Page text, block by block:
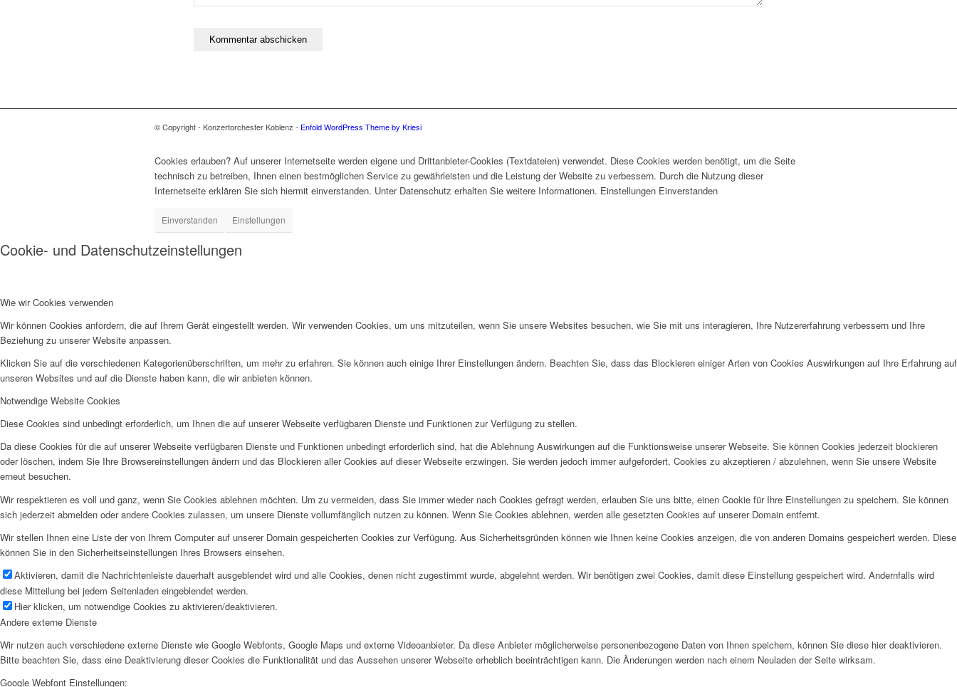
© Copyright - Konzertorchester Koblenz - Enfold WordPress Theme by Kriesi
Cookies erlauben? Auf unserer Internetseite werden eigene und Drittanbieter-Cookies (Textdateien) verwendet. Diese Cookies werden benötigt, um die Seite
technisch zu betreiben, Ihnen einen bestmöglichen Service zu gewährleisten und die Leistung der Website zu verbessern. Durch die Nutzung dieser
Internetseite erklären Sie sich hiermit einverstanden. Unter Datenschutz erhalten Sie weitere Informationen. Einstellungen Einverstanden
Einverstanden Einstellungen
Cookie- und Datenschutzeinstellungen
Wie wir Cookies verwenden
Wir können Cookies anfordern, die auf Ihrem Gerät eingestellt werden. Wir verwenden Cookies, um uns mitzuteilen, wenn Sie unsere Websites besuchen, wie Sie mit uns interagieren, Ihre Nutzererfahrung verbessern und Ihre
Beziehung zu unserer Website anpassen.
Klicken Sie auf die verschiedenen Kategorienüberschriften, um mehr zu erfahren. Sie können auch einige Ihrer Einstellungen ändern. Beachten Sie, dass das Blockieren einiger Arten von Cookies Auswirkungen auf Ihre Erfahrung auf
unseren Websites und auf die Dienste haben kann, die wir anbieten können.
Notwendige Website Cookies
Diese Cookies sind unbedingt erforderlich, um Ihnen die auf unserer Webseite verfügbaren Dienste und Funktionen zur Verfügung zu stellen.
Da diese Cookies für die auf unserer Webseite verfügbaren Dienste und Funktionen unbedingt erforderlich sind, hat die Ablehnung Auswirkungen auf die Funktionsweise unserer Webseite. Sie können Cookies jederzeit blockieren
oder löschen, indem Sie Ihre Browsereinstellungen ändern und das Blockieren aller Cookies auf dieser Webseite erzwingen. Sie werden jedoch immer aufgefordert, Cookies zu akzeptieren / abzulehnen, wenn Sie unsere Website
erneut besuchen.
Wir respektieren es voll und ganz, wenn Sie Cookies ablehnen möchten. Um zu vermeiden, dass Sie immer wieder nach Cookies gefragt werden, erlauben Sie uns bitte, einen Cookie für Ihre Einstellungen zu speichern. Sie können
sich jederzeit abmelden oder andere Cookies zulassen, um unsere Dienste vollumfänglich nutzen zu können. Wenn Sie Cookies ablehnen, werden alle gesetzten Cookies auf unserer Domain entfernt.
Wir stellen Ihnen eine Liste der von Ihrem Computer auf unserer Domain gespeicherten Cookies zur Verfügung. Aus Sicherheitsgründen können wie Ihnen keine Cookies anzeigen, die von anderen Domains gespeichert werden. Diese
können Sie in den Sicherheitseinstellungen Ihres Browsers einsehen.
Aktivieren, damit die Nachrichtenleiste dauerhaft ausgeblendet wird und alle Cookies, denen nicht zugestimmt wurde, abgelehnt werden. Wir benötigen zwei Cookies, damit diese Einstellung gespeichert wird. Andernfalls wird
diese Mitteilung bei jedem Seitenladen eingeblendet werden.
Hier klicken, um notwendige Cookies zu aktivieren/deaktivieren.
Andere externe Dienste
Wir nutzen auch verschiedene externe Dienste wie Google Webfonts, Google Maps und externe Videoanbieter. Da diese Anbieter möglicherweise personenbezogene Daten von Ihnen speichern, können Sie diese hier deaktivieren.
Bitte beachten Sie, dass eine Deaktivierung dieser Cookies die Funktionalität und das Aussehen unserer Webseite erheblich beeinträchtigen kann. Die Änderungen werden nach einem Neuladen der Seite wirksam.
Google Webfont Einstellungen: